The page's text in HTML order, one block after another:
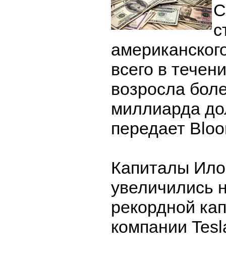
всего в
возросла
миллиарда
передает
Капиталы
увеличились
рекордной
компании